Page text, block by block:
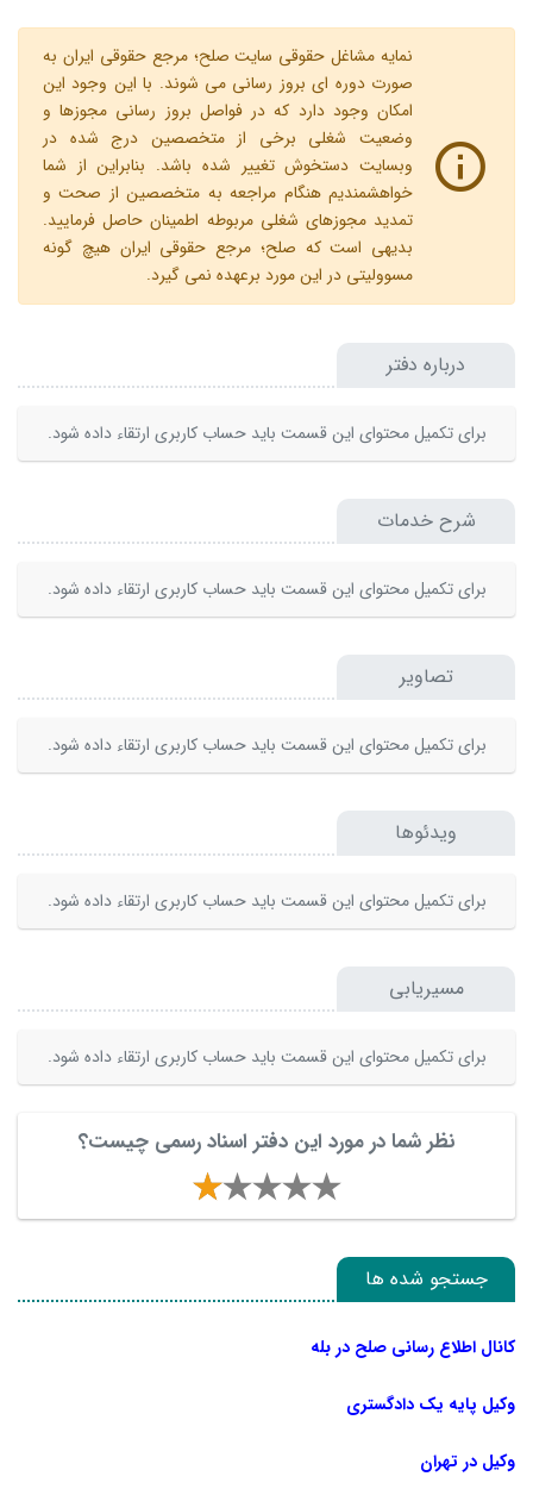
نمایه مشاغل حقوقی سایت صلح؛ مرجع حقوقی ایران به
صورت دوره ای بروز رسانی می شوند. با این وجود این
امکان وجود دارد که در فواصل بروز رسانی مجوزها و
وضعیت شغلی برخی از متخصصین درج شده در
وبسایت دستخوش تغییر شده باشد. بنابراین از شما
خواهشمندیم هنگام مراجعه به متخصصین از صحت و
تمدید مجوزهای شغلی مربوطه اطمینان حاصل فرمایید.
بدیهی است که صلح؛ مرجع حقوقی ایران هیچ گونه
مسوولیتی در این مورد برعهده نمی گیرد.
درباره دفتر
برای تکمیل محتوای این قسمت باید حساب کاربری ارتقاء داده شود.
شرح خدمات
برای تکمیل محتوای این قسمت باید حساب کاربری ارتقاء داده شود.
تصاویر
برای تکمیل محتوای این قسمت باید حساب کاربری ارتقاء داده شود.
ویدئوها
برای تکمیل محتوای این قسمت باید حساب کاربری ارتقاء داده شود.
مسیریابی
برای تکمیل محتوای این قسمت باید حساب کاربری ارتقاء داده شود.
نظر شما در مورد این دفتر اسناد رسمی چیست؟
جستجو شده ها
کانال اطلاع رسانی صلح در بله
وکیل پایه یک دادگستری
وکیل در تهران